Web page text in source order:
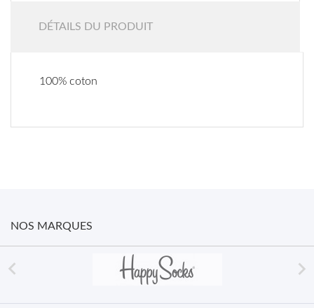
DÉTAILS DU PRODUIT
100% coton
NOS MARQUES
 